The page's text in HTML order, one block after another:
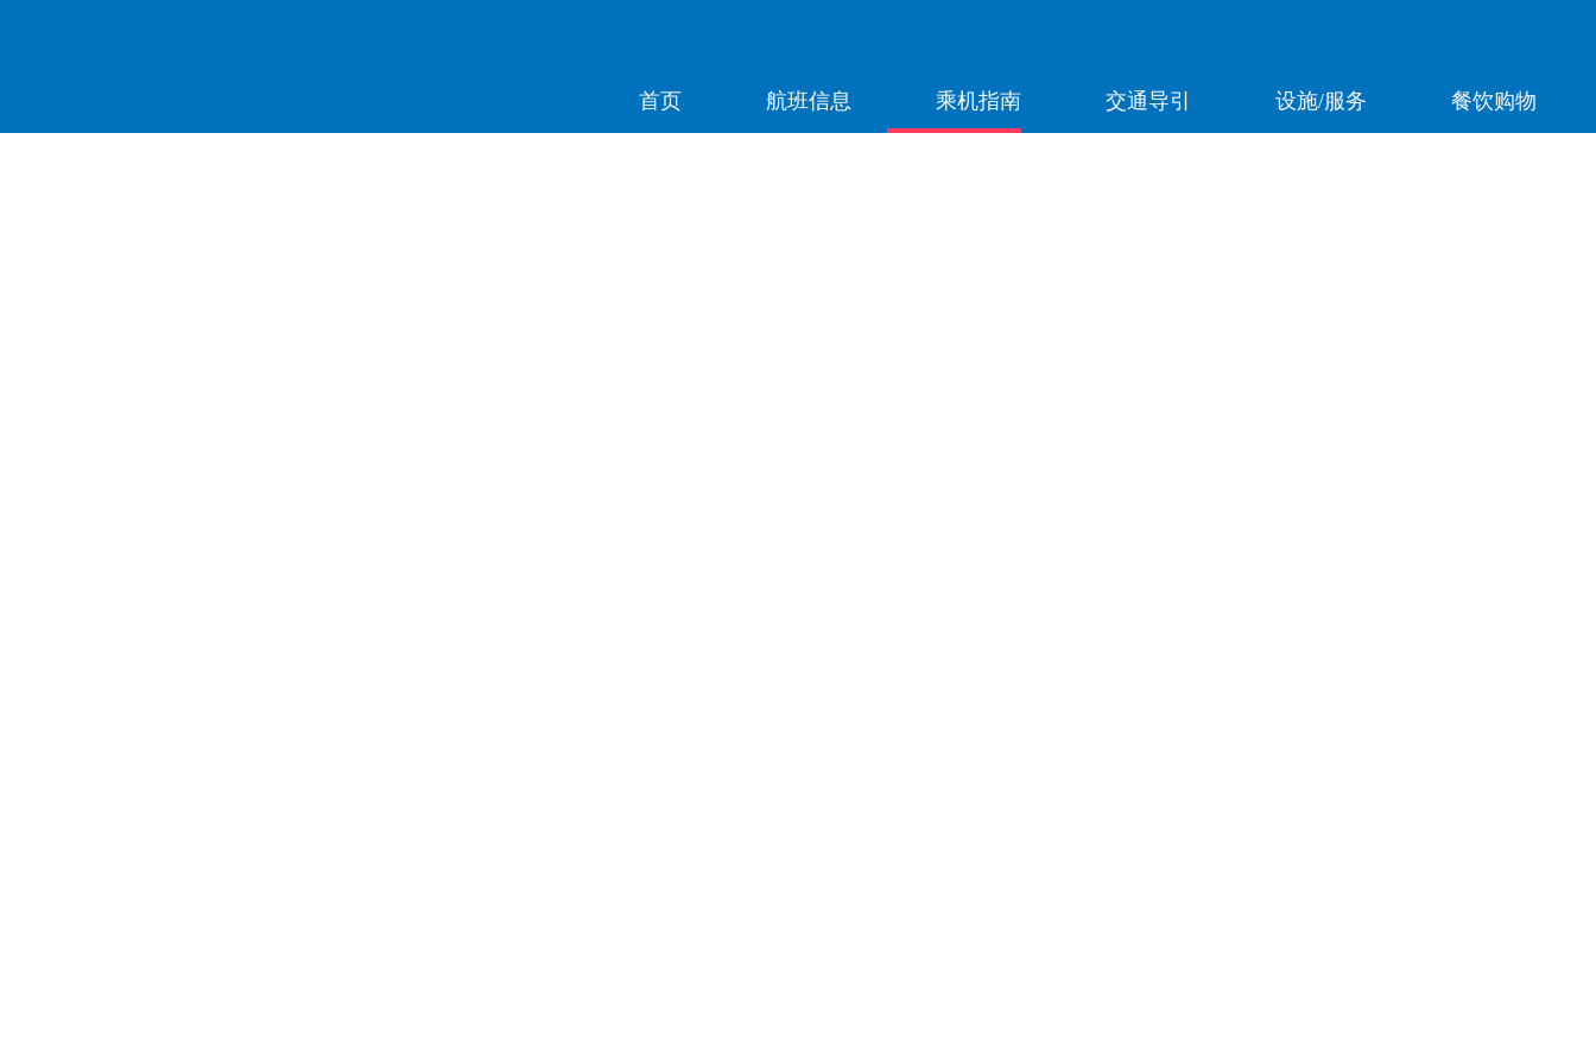
首页 航班信息 乘机指南 交通导引 设施/服务 餐饮购物